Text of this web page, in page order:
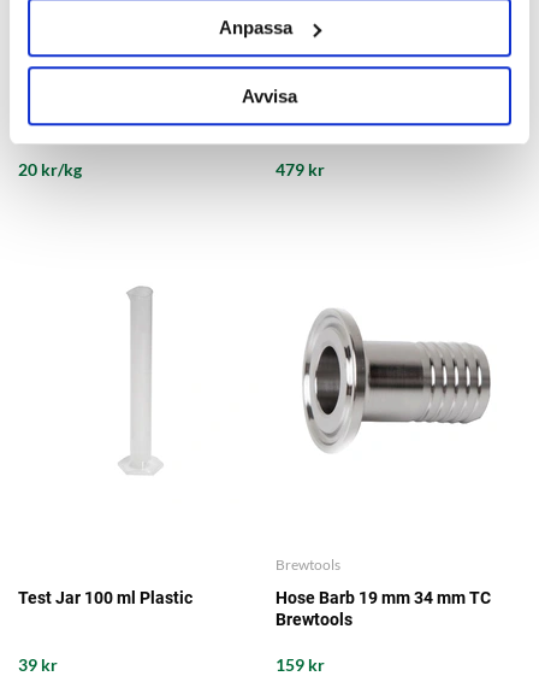
Anpassa
Avvisa
BESTMALZ
20 kr/kg
The Brew Bag
BIAB 35x43 cm The Brew Bag
479 kr
Test Jar 100 ml Plastic
39 kr
Brewtools
Hose Barb 19 mm 34 mm TC
Brewtools
159 kr